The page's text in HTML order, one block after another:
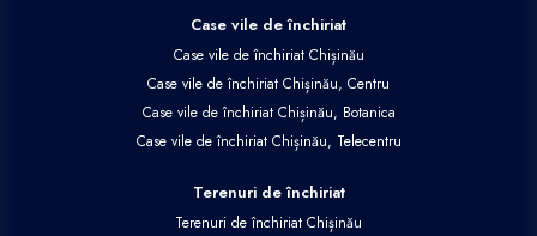
Case vile de închiriat
Case vile de închiriat Chișinău
Case vile de închiriat Chișinău, Centru
Case vile de închiriat Chișinău, Botanica
Case vile de închiriat Chișinău, Telecentru
Terenuri de închiriat
Terenuri de închiriat Chișinău